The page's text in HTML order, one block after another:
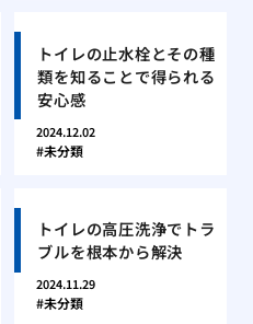
トイレの止水栓とその種
類を知ることで得られる
安心感
2024.12.02
未分類
トイレの高圧洗浄でトラ
ブルを根本から解決
2024.11.29
未分類